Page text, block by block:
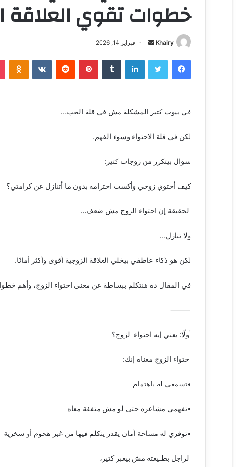
خطوات تقوي العلاقة
Khairy
أ
ل
ا
فبراير 14, 2026
فيسبوك تويتر لينكدإن ‏Tumblr بينتيريست ‏Reddit
‏VKontakte
Odnoklassniki
في بيوت كتير المشكلة مش في قلة الحب…
لكن في قلة الاحتواء وسوء الفهم.
سؤال بيتكرر من زوجات كتير:
كيف أحتوي زوجي وأكسب احترامه بدون ما أتنازل عن كرامتي؟
الحقيقة إن احتواء الزوج مش ضعف…
ولا تنازل…
لكن هو ذكاء عاطفي بيخلي العلاقة الزوجية أقوى وأكثر أمانًا.
في المقال ده هنتكلم ببساطة عن معنى احتواء الزوج، وأهم
⸻
أولًا: يعني إيه احتواء الزوج؟
احتواء الزوج معناه إنك:
•تسمعي له باهتمام
•تفهمي مشاعره حتى لو مش متفقة معاه
•توفري له مساحة أمان يقدر يتكلم فيها من غير هجوم أو سخرية
الراجل بطبيعته مش بيعبر كتير،